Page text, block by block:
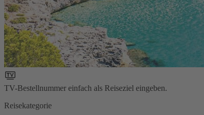
TV-Bestellnummer einfach als Reiseziel eingeben.
Reisekategorie